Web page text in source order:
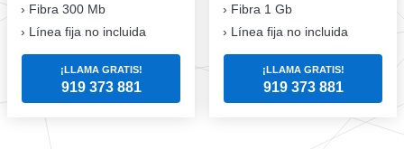
Fibra 300 Mb
Línea fija no incluida
¡LLAMA GRATIS!
919 373 881
Fibra 1 Gb
Línea fija no incluida
¡LLAMA GRATIS!
919 373 881